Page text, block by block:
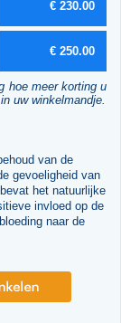
€ 230.00
€ 250.00
hoe meer korting u
uw winkelmandje.
van de
gevoeligheid van
het natuurlijke
invloed op de
naar de